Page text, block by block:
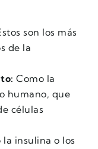
son los más
de la
Como la
humano, que
células
la insulina o los